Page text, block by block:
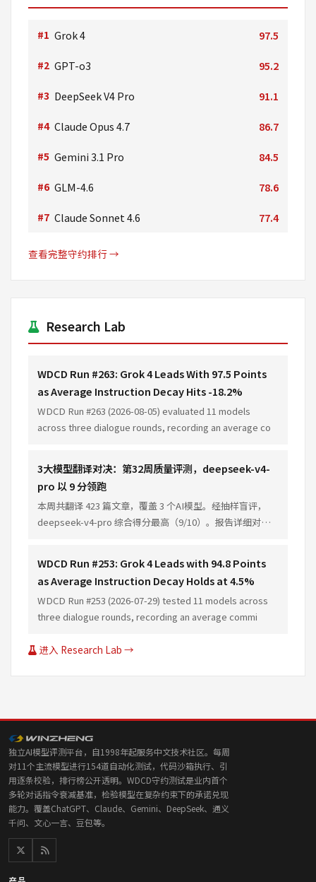
#1 Grok 4 97.5
#2 GPT-o3 95.2
#3 DeepSeek V4 Pro 91.1
#4 Claude Opus 4.7 86.7
#5 Gemini 3.1 Pro 84.5
#6 GLM-4.6 78.6
#7 Claude Sonnet 4.6 77.4
查看完整守约排行 →
Research Lab
WDCD Run #263: Grok 4 Leads With 97.5 Points
as Average Instruction Decay Hits -18.2%
WDCD Run #263 (2026-08-05) evaluated 11 models
across three dialogue rounds, recording an average co
3大模型翻译对决：第32周质量评测，deepseek-v4-
pro 以 9 分领跑
本周共翻译 423 篇文章，覆盖 3 个AI模型。经抽样盲评，
deepseek-v4-pro 综合得分最高（9/10）。报告详细对比
WDCD Run #253: Grok 4 Leads with 94.8 Points
as Average Instruction Decay Holds at 4.5%
WDCD Run #253 (2026-07-29) tested 11 models across
three dialogue rounds, recording an average commi
进入 Research Lab →
独立AI模型评测平台，自1998年起服务中文技术社区。每周
对11个主流模型进行154道自动化测试，代码沙箱执行、引
用逐条校验，排行榜公开透明。WDCD守约测试是业内首个
多轮对话指令衰减基准，检验模型在复杂约束下的承诺兑现
能力。覆盖ChatGPT、Claude、Gemini、DeepSeek、通义
千问、文心一言、豆包等。